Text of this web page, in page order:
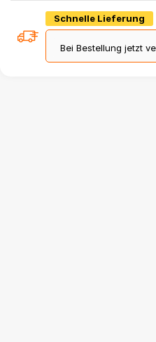
Schnelle Lieferung
Bei Bestellung jetzt